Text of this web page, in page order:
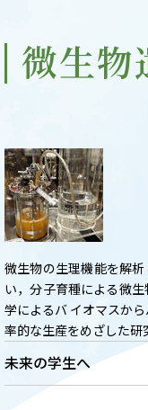
オープンキャンパス
ABOUT
学部概要
RESEARCH
研究
微生物
微生物の生理機能を解
い，分子育種による微
学によるバ イオマスか
率的な生産をめざした研
未来の学生へ